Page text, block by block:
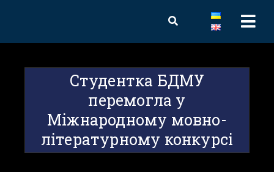
Студентка БДМУ
перемогла у
Міжнародному мовно-
літературному конкурсі